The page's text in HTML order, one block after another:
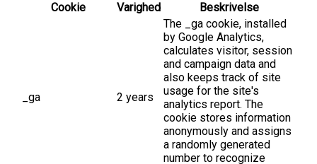
Cookie
Varighed Beskrivelse
_ga 2 years
The _ga cookie, installed
by Google Analytics,
calculates visitor, session
and campaign data and
also keeps track of site
usage for the site's
analytics report. The
cookie stores information
anonymously and assigns
a randomly generated
number to recognize